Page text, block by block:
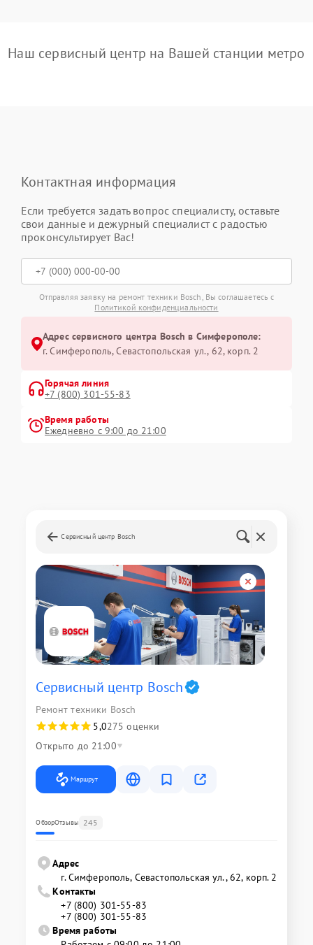
Наш сервисный центр на Вашей станции метро
Контактная информация
Если требуется задать вопрос специалисту, оставьте
свои данные и дежурный специалист с радостью
проконсультирует Вас!
Отправляя заявку на ремонт техники Bosch, Вы соглашаетесь с
Политикой конфиденциальности
Адрес сервисного центра Bosch в Симферополе:
г. Симферополь, Севастопольская ул., 62, корп. 2
Горячая линия
+7 (800) 301-55-83
Время работы
Ежедневно с 9:00 до 21:00
Сервисный центр Bosch
Сервисный центр Bosch
Ремонт техники Bosch
5,0275 оценки
Открыто до 21:00
Маршрут
ОбзорОтзывы 245
Адрес
г. Симферополь, Севастопольская ул., 62, корп. 2
Контакты
+7 (800) 301-55-83
+7 (800) 301-55-83
Время работы